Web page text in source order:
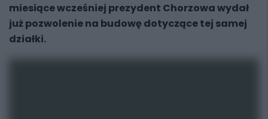
miesiące wcześniej prezydent Chorzowa wydał
już pozwolenie na budowę dotyczące tej samej
działki.